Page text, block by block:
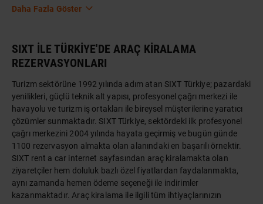
Daha Fazla Göster
SIXT İLE TÜRKİYE'DE ARAÇ KİRALAMA
REZERVASYONLARI
Turizm sektörüne 1992 yılında adım atan SIXT Türkiye; pazardaki
yenilikleri, güçlü teknik alt yapısı, profesyonel çağrı merkezi ile
havayolu ve turizm iş ortakları ile bireysel müşterilerine yaratıcı
çözümler sunmaktadır. SIXT Türkiye, sektördeki ilk profesyonel
çağrı merkezini 2004 yılında hayata geçirmiş ve bugün günde
1100 rezervasyon almakta olan alanındaki en başarılı örnektir.
SIXT rent a car internet sayfasından araç kiralamakta olan
ziyaretçiler hem doluluk bazlı özel fiyatlardan faydalanmakta,
aynı zamanda hemen ödeme seçeneği ile indirimler
kazanmaktadır. Araç kiralama ile ilgili tüm ihtiyaçlarınızın